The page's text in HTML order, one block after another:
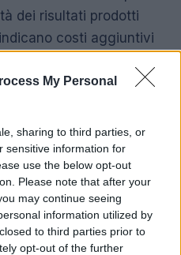
My Personal
sharing to third parties, or
sensitive information for
use the below opt-out
Please note that after your
may continue seeing
information utilized by
to third parties prior to
opt-out of the further
dei risultati prodotti
costi aggiuntivi
mancanza di controlli
le aziende stanno
multidisciplinari per
controlli pre-